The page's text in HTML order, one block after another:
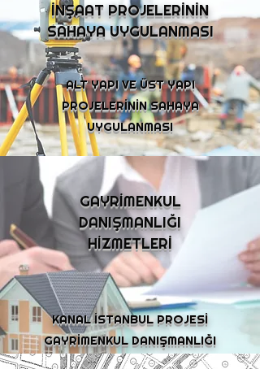
İNŞAAT PROJELERİNİN
SAHAYA UYGULANMASI
ALT YAPI VE ÜST YAPI
PROJELERİNİN SAHAYA
UYGULANMASI
GAYRİMENKUL
DANIŞMANLIĞI
HİZMETLERİ
KANAL İSTANBUL PROJESİ
GAYRİMENKUL DANIŞMANLIĞI